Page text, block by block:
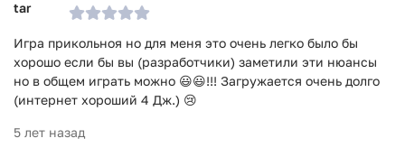
Игра прикольноя но для меня это очень легко было бы
хорошо если бы вы (разработчики) заметили эти нюансы
но в общем играть можно 😃😃!!! Загружается очень долго
(интернет хороший 4 Дж.) 😢
5 лет назад